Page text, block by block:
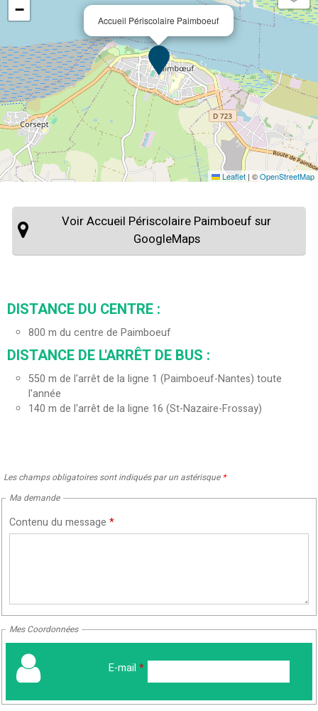
Accueil Périscolaire Paimboeuf
−
Leaflet | ©OpenStreetMap
Voir Accueil Périscolaire Paimboeuf sur
GoogleMaps
DISTANCE DU CENTRE :
800 m du centre de Paimboeuf
DISTANCE DE L'ARRÊT DE BUS :
550 m de l'arrêt de la ligne 1 (Paimboeuf-Nantes) toute
l'année
140 m de l'arrêt de la ligne 16 (St-Nazaire-Frossay)
Les champs obligatoires sont indiqués par un astérisque *
Ma demande
Contenu du message *
Mes Coordonnées
E-mail *